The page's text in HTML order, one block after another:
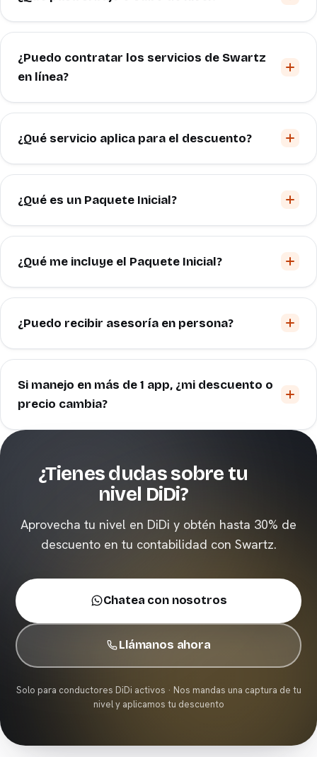
¿Puedo contratar los servicios de Swartz
en línea?
¿Qué servicio aplica para el descuento?
¿Qué es un Paquete Inicial?
¿Qué me incluye el Paquete Inicial?
¿Puedo recibir asesoría en persona?
Si manejo en más de 1 app, ¿mi descuento o
precio cambia?
¿Tienes dudas sobre tu
nivel DiDi?
Aprovecha tu nivel en DiDi y obtén hasta 30% de
descuento en tu contabilidad con Swartz.
Chatea con nosotros
Llámanos ahora
Solo para conductores DiDi activos · Nos mandas una captura de tu
nivel y aplicamos tu descuento